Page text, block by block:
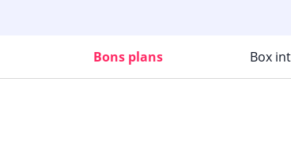
Bons plans Box